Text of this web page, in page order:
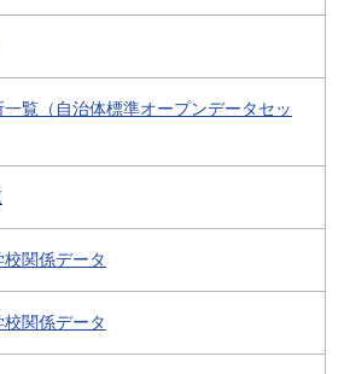
覧（自治体標準オープンデータセッ
関係データ
関係データ